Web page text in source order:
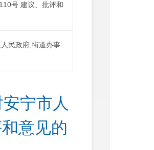
号 建议、批评和
民政府,街道办事
宁市人
意见的